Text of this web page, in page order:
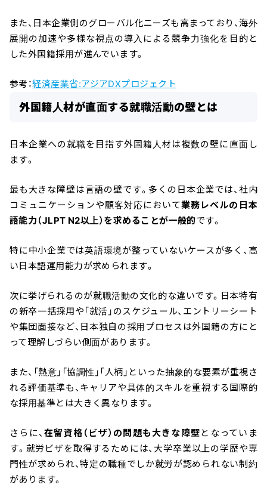
また、日本企業側のグローバル化ニーズも高まっており、海外
展開の加速や多様な視点の導入による競争力強化を目的と
した外国籍採用が進んでいます。
参考：経済産業省:アジアDXプロジェクト
外国籍人材が直面する就職活動の壁とは
日本企業への就職を目指す外国籍人材は複数の壁に直面し
ます。
最も大きな障壁は言語の壁です。多くの日本企業では、社内
コミュニケーションや顧客対応において業務レベルの日本
語能力（JLPT N2以上）を求めることが一般的です。
特に中小企業では英語環境が整っていないケースが多く、高
い日本語運用能力が求められます。
次に挙げられるのが就職活動の文化的な違いです。日本特有
の新卒一括採用や「就活」のスケジュール、エントリーシート
や集団面接など、日本独自の採用プロセスは外国籍の方にと
って理解しづらい側面があります。
また、「熱意」「協調性」「人柄」といった抽象的な要素が重視さ
れる評価基準も、キャリアや具体的スキルを重視する国際的
な採用基準とは大きく異なります。
さらに、在留資格（ビザ）の問題も大きな障壁 となっていま
す。就労ビザを取得するためには、大学卒業以上の学歴や専
門性が求められ、特定の職種でしか就労が認められない制約
があります。